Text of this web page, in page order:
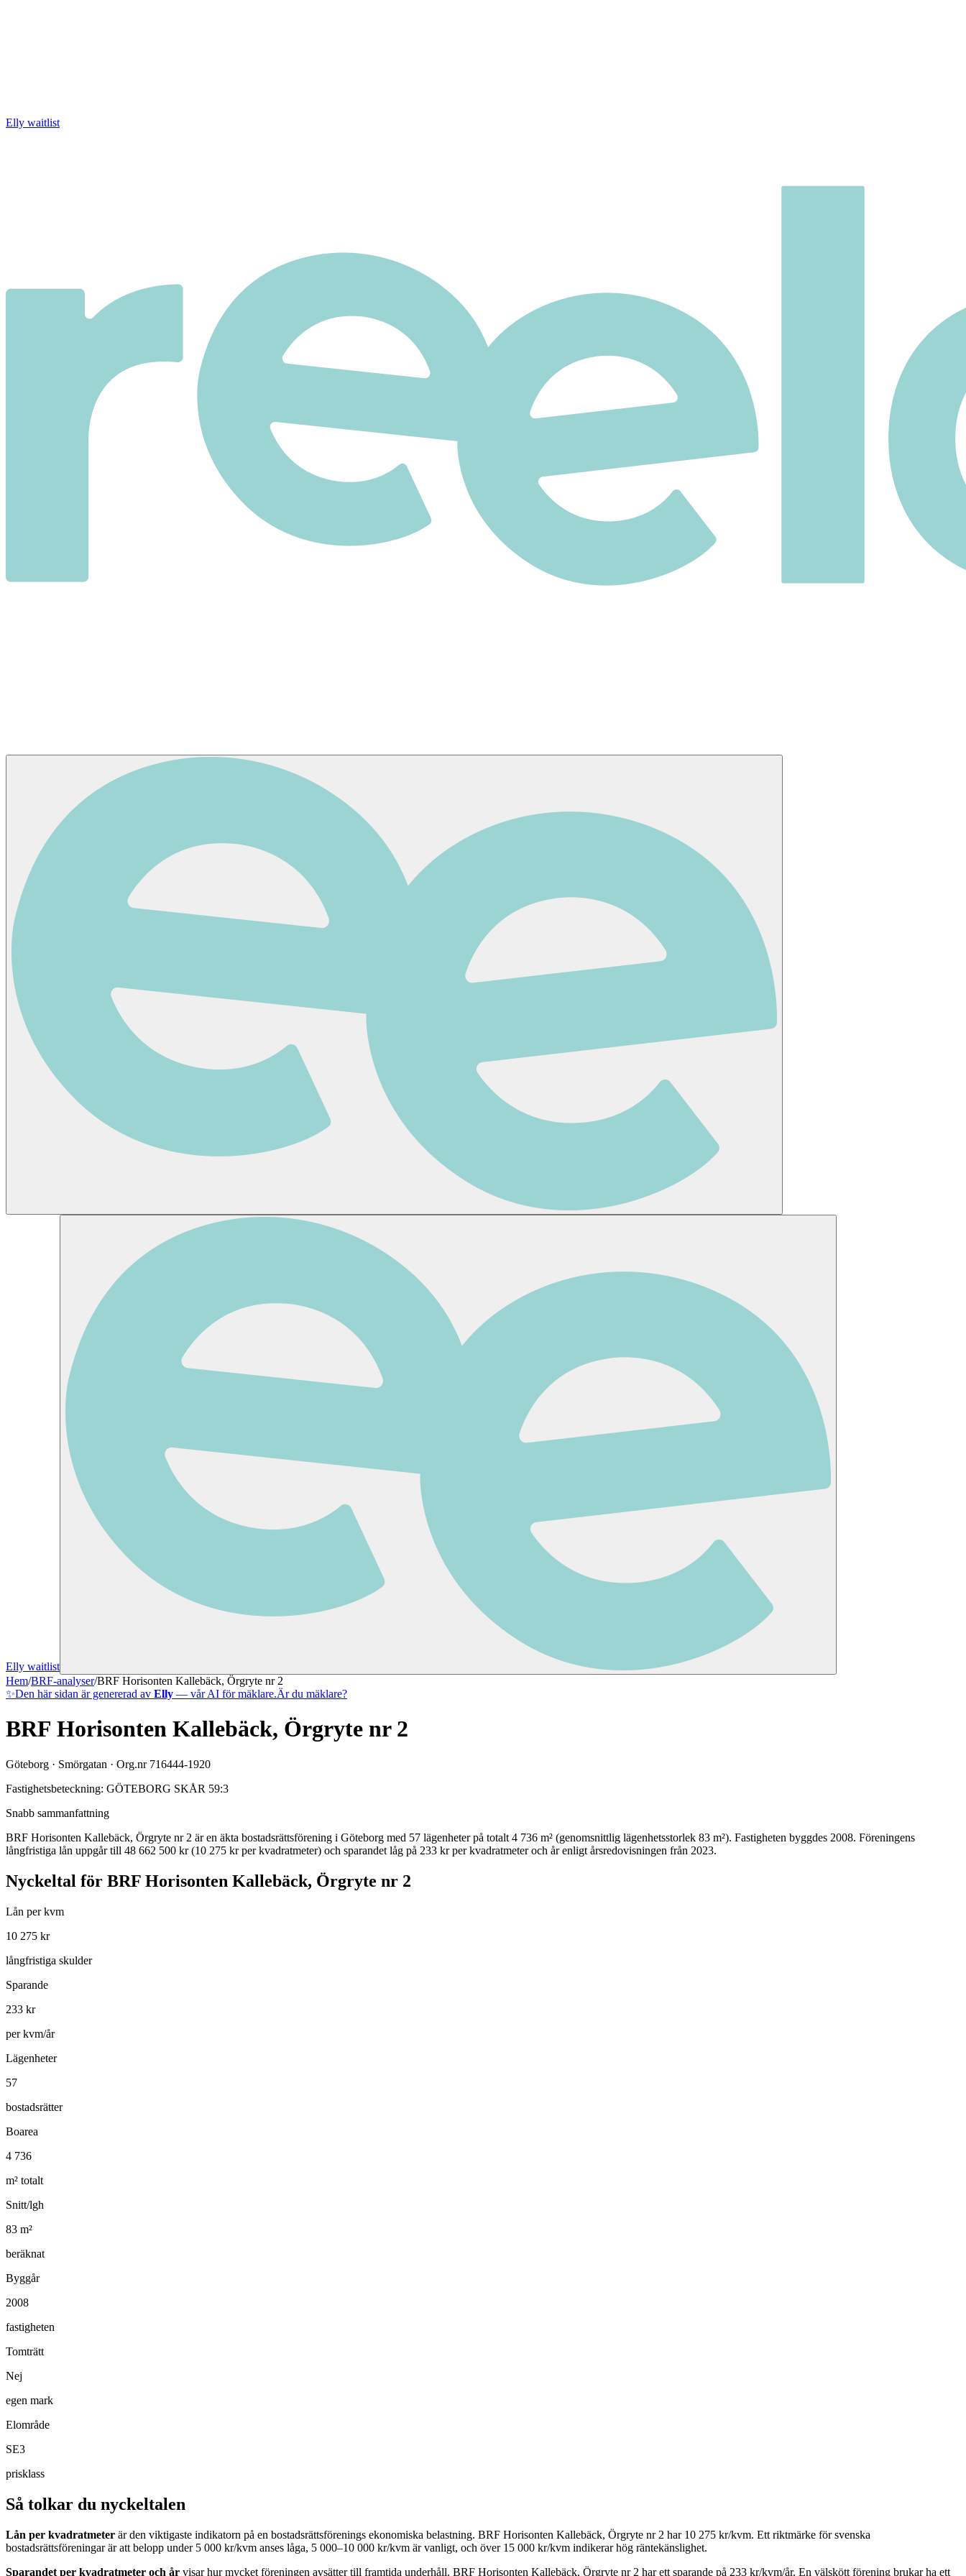
Elly waitlist
Elly waitlist
Hem/BRF-analyser/BRF Horisonten Kallebäck, Örgryte nr 2
✨Den här sidan är genererad av Elly — vår AI för mäklare.Är du mäklare?
BRF Horisonten Kallebäck, Örgryte nr 2
Göteborg · Smörgatan · Org.nr 716444-1920
Fastighetsbeteckning: GÖTEBORG SKÅR 59:3
Snabb sammanfattning
BRF Horisonten Kallebäck, Örgryte nr 2 är en äkta bostadsrättsförening i Göteborg med 57 lägenheter på totalt 4 736 m² (genomsnittlig lägenhetsstorlek 83 m²). Fastigheten byggdes 2008. Föreningens
långfristiga lån uppgår till 48 662 500 kr (10 275 kr per kvadratmeter) och sparandet låg på 233 kr per kvadratmeter och år enligt årsredovisningen från 2023.
Nyckeltal för BRF Horisonten Kallebäck, Örgryte nr 2
Lån per kvm
10 275 kr
långfristiga skulder
Sparande
233 kr
per kvm/år
Lägenheter
57
bostadsrätter
Boarea
4 736
m² totalt
Snitt/lgh
83 m²
beräknat
Byggår
2008
fastigheten
Tomträtt
Nej
egen mark
Elområde
SE3
prisklass
Så tolkar du nyckeltalen
Lån per kvadratmeter är den viktigaste indikatorn på en bostadsrättsförenings ekonomiska belastning. BRF Horisonten Kallebäck, Örgryte nr 2 har 10 275 kr/kvm. Ett riktmärke för svenska
bostadsrättsföreningar är att belopp under 5 000 kr/kvm anses låga, 5 000–10 000 kr/kvm är vanligt, och över 15 000 kr/kvm indikerar hög räntekänslighet.
Sparandet per kvadratmeter och år visar hur mycket föreningen avsätter till framtida underhåll. BRF Horisonten Kallebäck, Örgryte nr 2 har ett sparande på 233 kr/kvm/år. En välskött förening brukar ha ett